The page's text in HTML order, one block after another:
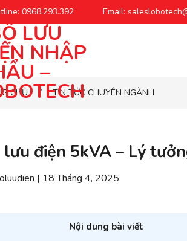
0968.293.392 Email:
CHỦ / TIN TỨC CHUYÊN NGÀNH
lưu điện 5kVA – Lý
| 18 Tháng 4, 2025
Nội dung bài viết